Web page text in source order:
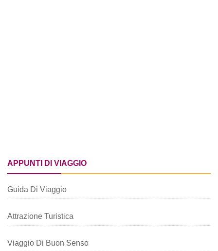
APPUNTI DI VIAGGIO
Guida Di Viaggio
Attrazione Turistica
Viaggio Di Buon Senso